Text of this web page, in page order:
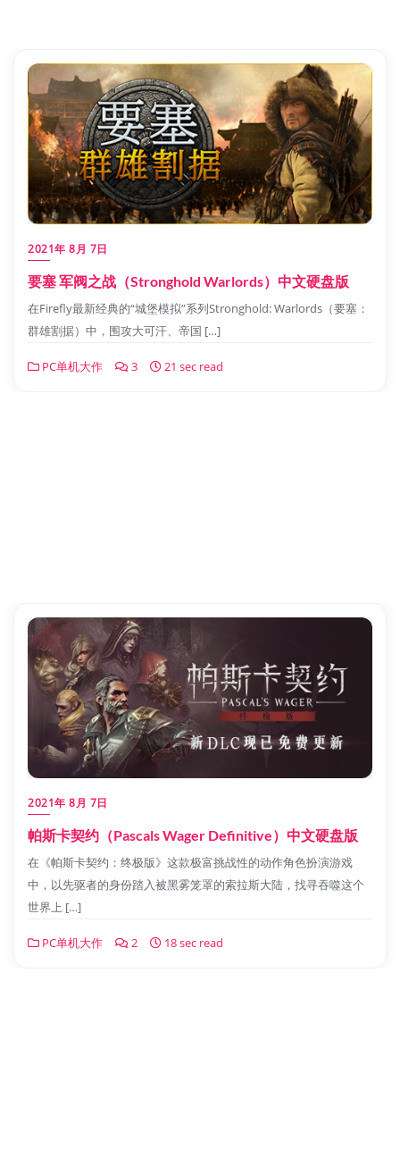
2021年 8月 7日
要塞 军阀之战（Stronghold Warlords）中文硬盘版
在Firefly最新经典的“城堡模拟”系列Stronghold: Warlords（要塞：
群雄割据）中，围攻大可汗、帝国 […]
PC单机大作 3 21 sec read
2021年 8月 7日
帕斯卡契约（Pascals Wager Definitive）中文硬盘版
在《帕斯卡契约：终极版》这款极富挑战性的动作角色扮演游戏
中，以先驱者的身份踏入被黑雾笼罩的索拉斯大陆，找寻吞噬这个
世界上 […]
PC单机大作 2 18 sec read